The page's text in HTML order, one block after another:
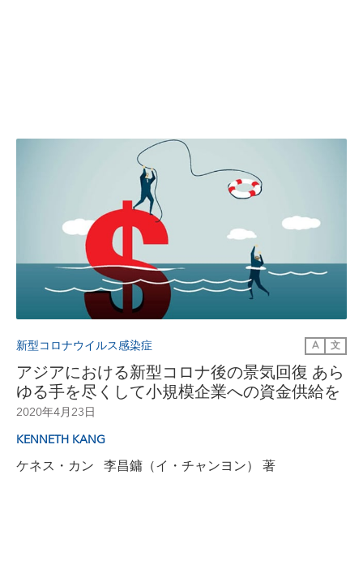
新型コロナウイルス感染症 A 文
アジアにおける新型コロナ後の景気回復 あら
ゆる手を尽くして小規模企業への資金供給を
2020年4月23日
KENNETH KANG
ケネス・カン 李昌鏞（イ・チャンヨン） 著